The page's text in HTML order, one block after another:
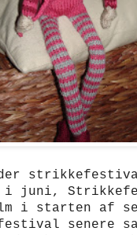
der
i juni,
i starten af
senere